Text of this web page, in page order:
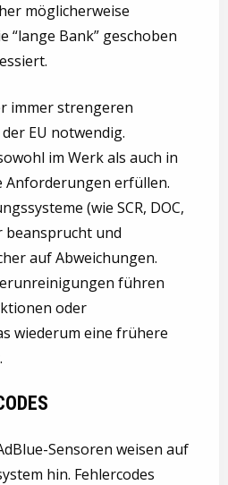
möglicherweise
“lange Bank” geschoben
immer strengeren
EU notwendig.
im Werk als auch in
Anforderungen erfüllen.
(wie SCR, DOC,
beansprucht und
auf Abweichungen.
führen
oder
wiederum eine frühere
Sensoren weisen auf
hin. Fehlercodes